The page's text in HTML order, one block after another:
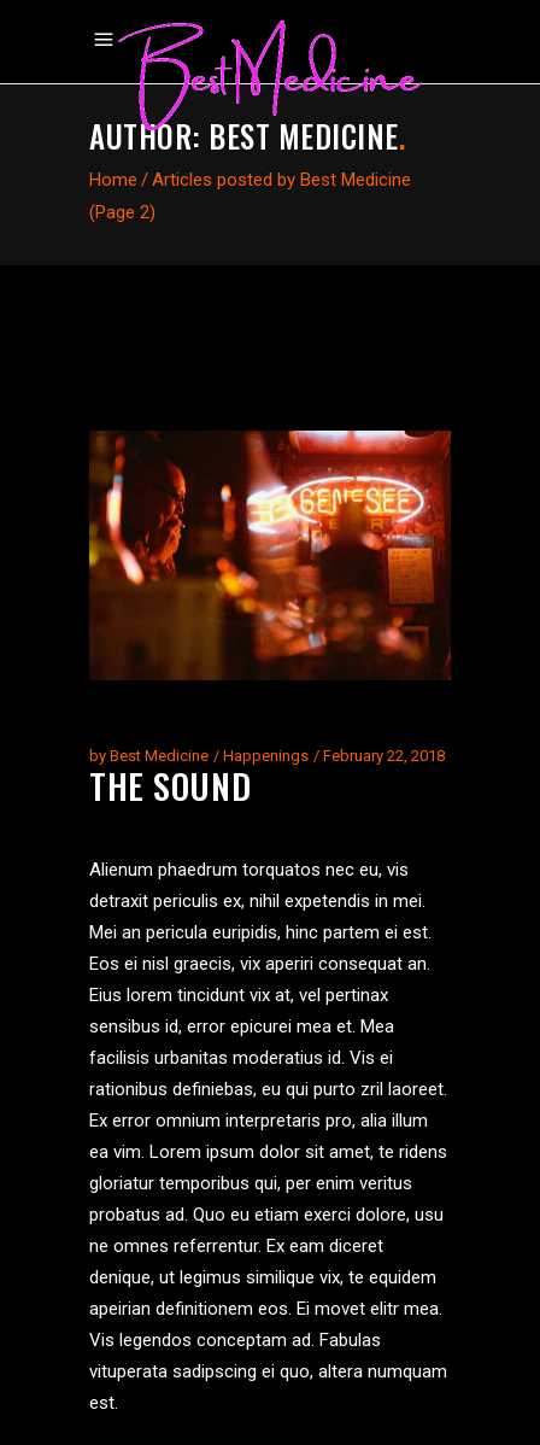
AUTHOR: BEST MEDICINE.
Home /Articles posted by Best Medicine
(Page 2)
by Best Medicine Happenings February 22, 2018
THE SOUND
Alienum phaedrum torquatos nec eu, vis
detraxit periculis ex, nihil expetendis in mei.
Mei an pericula euripidis, hinc partem ei est.
Eos ei nisl graecis, vix aperiri consequat an.
Eius lorem tincidunt vix at, vel pertinax
sensibus id, error epicurei mea et. Mea
facilisis urbanitas moderatius id. Vis ei
rationibus definiebas, eu qui purto zril laoreet.
Ex error omnium interpretaris pro, alia illum
ea vim. Lorem ipsum dolor sit amet, te ridens
gloriatur temporibus qui, per enim veritus
probatus ad. Quo eu etiam exerci dolore, usu
ne omnes referrentur. Ex eam diceret
denique, ut legimus similique vix, te equidem
apeirian definitionem eos. Ei movet elitr mea.
Vis legendos conceptam ad. Fabulas
vituperata sadipscing ei quo, altera numquam
est.